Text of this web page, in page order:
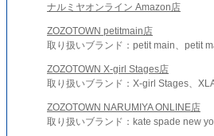
ナルミヤオンライン Amazon店
ZOZOTOWN petitmain店
取り扱いブランド：petit main、petit
ZOZOTOWN X-girl Stages店
取り扱いブランド：X-girl Stages、
ZOZOTOWN NARUMIYA ONLINE店
取り扱いブランド：kate spade new